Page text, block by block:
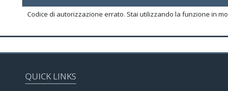
Codice di autorizzazione errato. Stai utilizzando la funzione in
QUICK LINKS